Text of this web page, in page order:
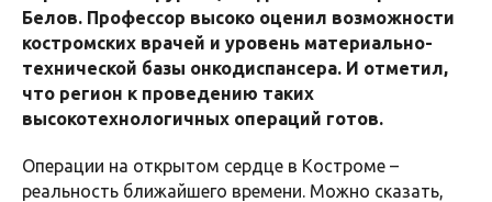
Белов. Профессор высоко оценил возможности
костромских врачей и уровень материально-
технической базы онкодиспансера. И отметил,
что регион к проведению таких
высокотехнологичных операций готов.
Операции на открытом сердце в Костроме –
реальность ближайшего времени. Можно сказать,